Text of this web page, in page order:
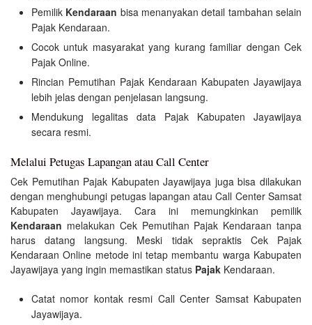
Pemilik Kendaraan bisa menanyakan detail tambahan selain
Pajak Kendaraan.
Cocok untuk masyarakat yang kurang familiar dengan Cek
Pajak Online.
Rincian Pemutihan Pajak Kendaraan Kabupaten Jayawijaya
lebih jelas dengan penjelasan langsung.
Mendukung legalitas data Pajak Kabupaten Jayawijaya
secara resmi.
Melalui Petugas Lapangan atau Call Center
Cek Pemutihan Pajak Kabupaten Jayawijaya juga bisa dilakukan
dengan menghubungi petugas lapangan atau Call Center Samsat
Kabupaten Jayawijaya. Cara ini memungkinkan pemilik
Kendaraan melakukan Cek Pemutihan Pajak Kendaraan tanpa
harus datang langsung. Meski tidak sepraktis Cek Pajak
Kendaraan Online metode ini tetap membantu warga Kabupaten
Jayawijaya yang ingin memastikan status Pajak Kendaraan.
Catat nomor kontak resmi Call Center Samsat Kabupaten
Jayawijaya.